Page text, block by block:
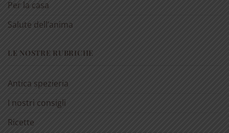
Per la casa
Salute dell’anima
LE NOSTRE RUBRICHE
Antica spezieria
I nostri consigli
Ricette